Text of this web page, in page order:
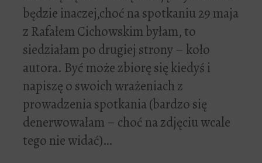
będzie inaczej,choć na spotkaniu 29 maja
z Rafałem Cichowskim byłam, to
siedziałam po drugiej strony – koło
autora. Być może zbiorę się kiedyś i
napiszę o swoich wrażeniach z
prowadzenia spotkania (bardzo się
denerwowałam – choć na zdjęciu wcale
tego nie widać)…